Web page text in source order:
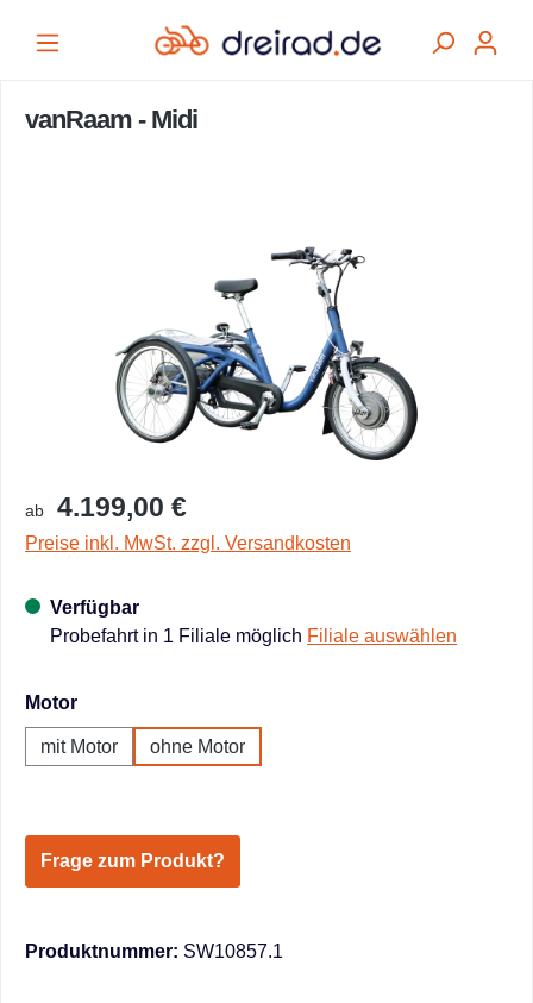
vanRaam - Midi
ab 4.199,00 €
Preise inkl. MwSt. zzgl. Versandkosten
Verfügbar
Probefahrt in 1 Filiale möglich Filiale auswählen
Motorauswählen
mit Motor ohne Motor
Frage zum Produkt?
Produktnummer: SW10857.1